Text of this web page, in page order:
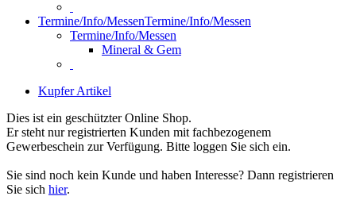
Termine/Info/MessenTermine/Info/Messen
Termine/Info/Messen
Mineral & Gem
Kupfer Artikel
Dies ist ein geschützter Online Shop.
Er steht nur registrierten Kunden mit fachbezogenem
Gewerbeschein zur Verfügung. Bitte loggen Sie sich ein.
Sie sind noch kein Kunde und haben Interesse? Dann registrieren
Sie sich hier.